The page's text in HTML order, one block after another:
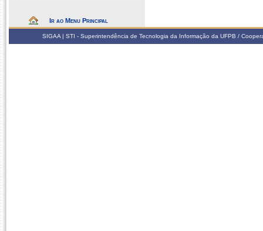
Ir ao Menu Principal
SIGAA | STI - Superintendência de Tecnologia da Informação da UFPB /